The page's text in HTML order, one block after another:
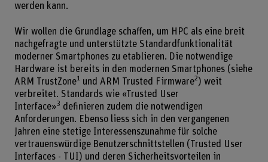
werden kann.
Wir wollen die Grundlage schaffen, um HPC als eine breit
nachgefragte und unterstützte Standardfunktionalität
moderner Smartphones zu etablieren. Die notwendige
Hardware ist bereits in den modernen Smartphones (siehe
ARM TrustZone1und ARM Trusted Firmware2 ) weit
verbreitet. Standards wie «Trusted User
Interface»3 definieren zudem die notwendigen
Anforderungen. Ebenso liess sich in den vergangenen
Jahren eine stetige Interessenszunahme für solche
vertrauenswürdige Benutzerschnittstellen (Trusted User
Interfaces - TUI) und deren Sicherheitsvorteilen in